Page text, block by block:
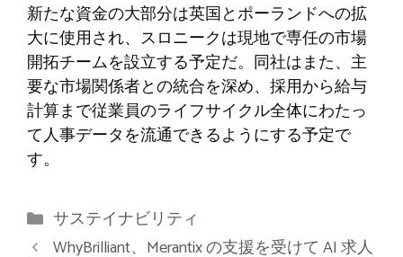
新たな資金の大部分は英国とポーランドへの拡
大に使用され、スロニークは現地で専任の市場
開拓チームを設立する予定だ。同社はまた、主
要な市場関係者との統合を深め、採用から給与
計算まで従業員のライフサイクル全体にわたっ
て人事データを流通できるようにする予定で
す。
カ
テ
サステイナビリティ
WhyBrilliant、Merantix の支援を受けて AI 求人